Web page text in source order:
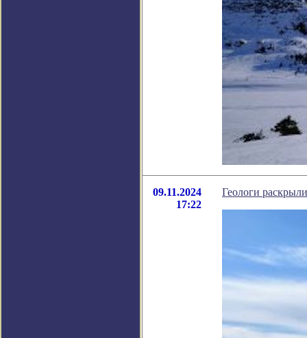
09.11.2024
17:22
Геологи